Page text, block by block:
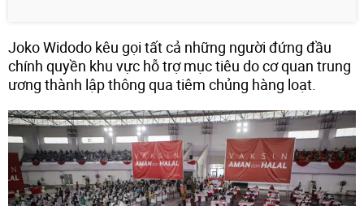
Joko Widodo kêu gọi tất cả những người đứng đầu
chính quyền khu vực hỗ trợ mục tiêu do cơ quan trung
ương thành lập thông qua tiêm chủng hàng loạt.